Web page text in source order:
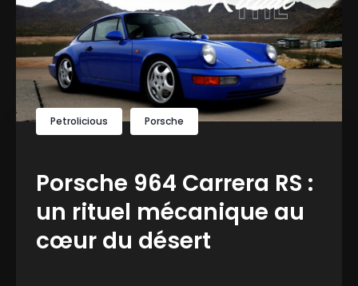
Petrolicious Porsche
Porsche 964 Carrera RS :
un rituel mécanique au
cœur du désert